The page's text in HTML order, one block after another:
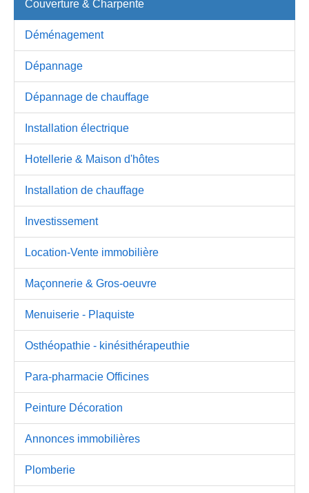
Couverture & Charpente
Déménagement
Dépannage
Dépannage de chauffage
Installation électrique
Hotellerie & Maison d'hôtes
Installation de chauffage
Investissement
Location-Vente immobilière
Maçonnerie & Gros-oeuvre
Menuiserie - Plaquiste
Osthéopathie - kinésithérapeuthie
Para-pharmacie Officines
Peinture Décoration
Annonces immobilières
Plomberie